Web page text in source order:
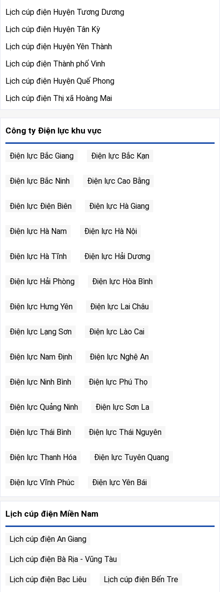
Lịch cúp điện Huyện Tương Dương
Lịch cúp điện Huyện Tân Kỳ
Lịch cúp điện Huyện Yên Thành
Lịch cúp điện Thành phố Vinh
Lịch cúp điện Huyện Quế Phong
Lịch cúp điện Thị xã Hoàng Mai
Công ty Điện lực khu vực
Điện lực Bắc Giang Điện lực Bắc Kạn
Điện lực Bắc Ninh Điện lực Cao Bằng
Điện lực Điện Biên Điện lực Hà Giang
Điện lực Hà Nam Điện lực Hà Nội
Điện lực Hà Tĩnh Điện lực Hải Dương
Điện lực Hải Phòng Điện lực Hòa Bình
Điện lực Hưng Yên Điện lực Lai Châu
Điện lực Lạng Sơn Điện lực Lào Cai
Điện lực Nam Định Điện lực Nghệ An
Điện lực Ninh Bình Điện lực Phú Thọ
Điện lực Quảng Ninh Điện lực Sơn La
Điện lực Thái Bình Điện lực Thái Nguyên
Điện lực Thanh Hóa Điện lực Tuyên Quang
Điện lực Vĩnh Phúc Điện lực Yên Bái
Lịch cúp điện Miền Nam
Lịch cúp điện An Giang
Lịch cúp điện Bà Rịa - Vũng Tàu
Lịch cúp điện Bạc Liêu Lịch cúp điện Bến Tre